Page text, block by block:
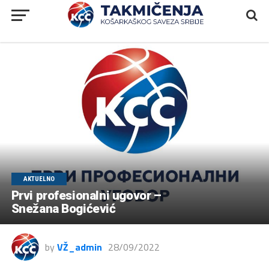
AKTUELNO
Prvi profesionalni ugovor –
Snežana Bogićević
by VŽ_admin 28/09/2022